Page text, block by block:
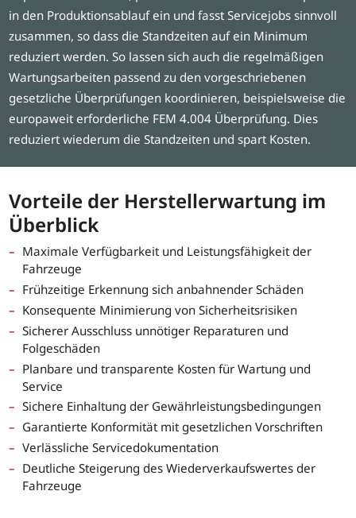
in den Produktionsablauf ein und fasst Servicejobs sinnvoll
zusammen, so dass die Standzeiten auf ein Minimum
reduziert werden. So lassen sich auch die regelmäßigen
Wartungsarbeiten passend zu den vorgeschriebenen
gesetzliche Überprüfungen koordinieren, beispielsweise die
europaweit erforderliche FEM 4.004 Überprüfung. Dies
reduziert wiederum die Standzeiten und spart Kosten.
Vorteile der Herstellerwartung im
Überblick
Maximale Verfügbarkeit und Leistungsfähigkeit der
Fahrzeuge
Frühzeitige Erkennung sich anbahnender Schäden
Konsequente Minimierung von Sicherheitsrisiken
Sicherer Ausschluss unnötiger Reparaturen und
Folgeschäden
Planbare und transparente Kosten für Wartung und
Service
Sichere Einhaltung der Gewährleistungsbedingungen
Garantierte Konformität mit gesetzlichen Vorschriften
Verlässliche Servicedokumentation
Deutliche Steigerung des Wiederverkaufswertes der
Fahrzeuge